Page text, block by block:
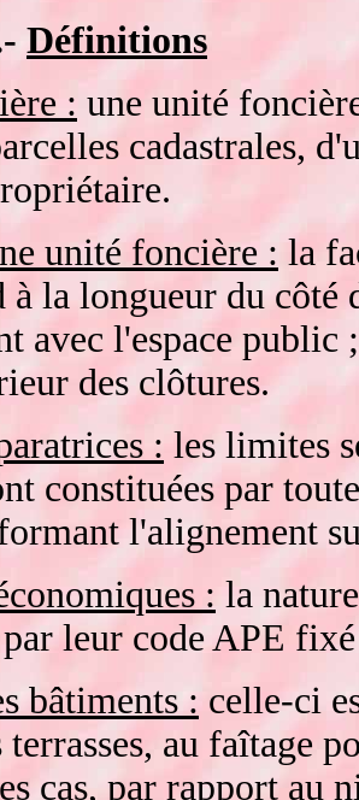
Définitions
: une unité
cadastrales,
unité foncière : la
à la longueur du
avec l'espace public
des clôtures.
: les limites
constituées par
l'alignement
: la
leur code APE
bâtiments : celle-ci
au faîtage
cas, par rapport au